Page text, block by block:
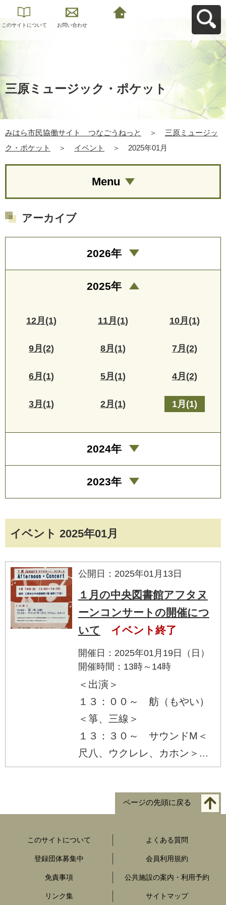
このサイトについて お問い合わせ
三原ミュージック・ポケット
みはら市民協働サイト つなごうねっと ＞
三原ミュージッ
ク・ポケット
＞ イベント ＞ 2025年01月
イベント 2025年01月
公開日：2025年01月13日
１月の中央図書館アフタヌ
ーンコンサートの開催につ
いて
イベント終了
開催日：2025年01月19日（日）
開催時間：13時～14時
＜出演＞
１３：００～ 舫（もやい）
＜箏、三線＞
１３：３０～ サウンドM＜
尺八、ウクレレ、カホン＞...
Menu
アーカイブ
2026年
2025年
12月(1) 11月(1) 10月(1)
9月(2) 8月(1) 7月(2)
6月(1) 5月(1) 4月(2)
3月(1) 2月(1) 1月(1)
2024年
2023年
ページの先頭に戻る
このサイトについて よくある質問
登録団体募集中 会員利用規約
免責事項 公共施設の案内・利用予約
リンク集 サイトマップ